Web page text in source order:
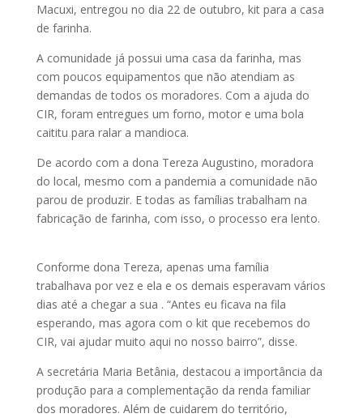
Macuxi, entregou no dia 22 de outubro, kit para a casa
de farinha.
A comunidade já possui uma casa da farinha, mas
com poucos equipamentos que não atendiam as
demandas de todos os moradores. Com a ajuda do
CIR, foram entregues um forno, motor e uma bola
caititu para ralar a mandioca.
De acordo com a dona Tereza Augustino, moradora
do local, mesmo com a pandemia a comunidade não
parou de produzir. E todas as famílias trabalham na
fabricação de farinha, com isso, o processo era lento.
Conforme dona Tereza, apenas uma família
trabalhava por vez e ela e os demais esperavam vários
dias até a chegar a sua . “Antes eu ficava na fila
esperando, mas agora com o kit que recebemos do
CIR, vai ajudar muito aqui no nosso bairro”, disse.
A secretária Maria Betânia, destacou a importância da
produção para a complementação da renda familiar
dos moradores. Além de cuidarem do território,